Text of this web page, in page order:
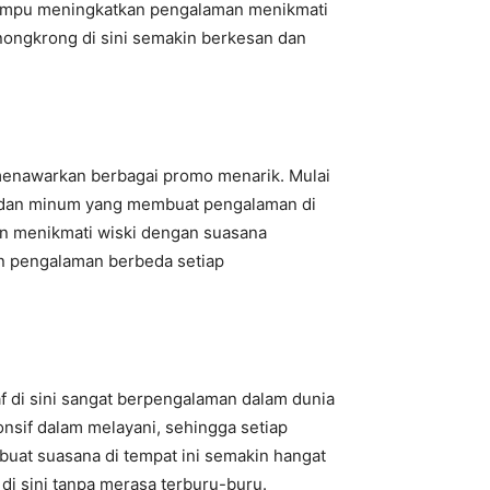
meningkatkan pengalaman menikmati
di sini semakin berkesan dan
berbagai promo menarik. Mulai
minum yang membuat pengalaman di
menikmati wiski dengan suasana
pengalaman berbeda setiap
sini sangat berpengalaman dalam dunia
dalam melayani, sehingga setiap
suasana di tempat ini semakin hangat
sini tanpa merasa terburu-buru.